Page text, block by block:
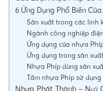
6 Ứng Dụng Phổ Biến
Sản xuất trong các linh
Ngành công nghiệp điện
Ứng dụng của nhựa
Ứng dụng trong sản
Nhựa Phíp dùng sản
Tấm nhựa Phíp sử
Nhựa Phát Thành – Nơi